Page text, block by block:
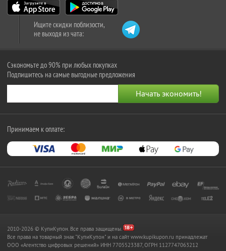
Ищите скидки поблизости,
не выходя из чата:
Сэкономьте до 90% при любых покупках
Подпишитесь на самые выгодные предложения
Принимаем к оплате:
2010-2026 © КупиКупон. Все права защищены.
Все права на товарный знак "КупиКупон" и на сайт www.kupikupon.ru принадлежат
OOO «Агентство цифровых решений» ИНН 7705523387, ОГРН 1127747063212